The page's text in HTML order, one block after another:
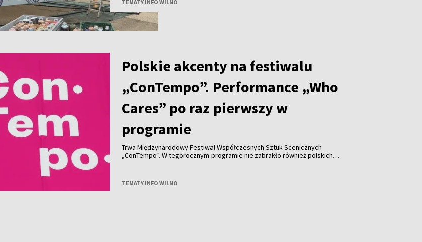
TEMATY INFO WILNO
Polskie akcenty na festiwalu
„ConTempo”. Performance „Who
Cares” po raz pierwszy w
programie
Trwa Międzynarodowy Festiwal Współczesnych Sztuk Scenicznych
„ConTempo”. W tegorocznym programie nie zabrakło również polskich
„Who Cares”.
TEMATY INFO WILNO